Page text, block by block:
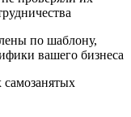
по шаблону,
вашего бизнеса